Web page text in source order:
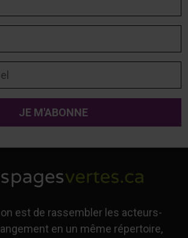
est de rassembler les acteurs-
en un même répertoire,